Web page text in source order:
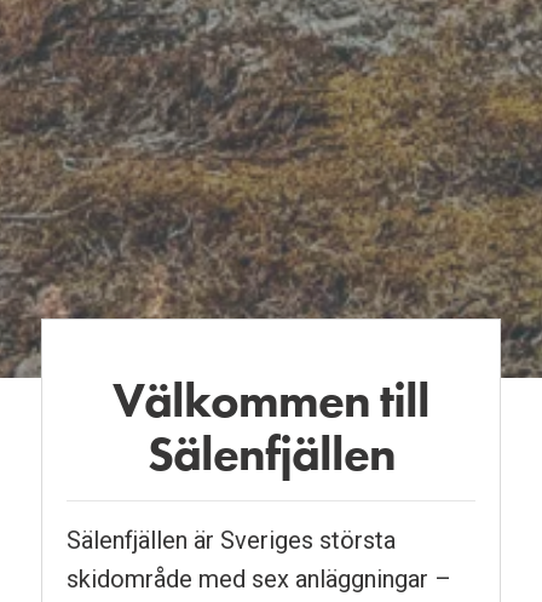
Välkommen till
Sälenfjällen
Sälenfjällen är Sveriges största
skidområde med sex anläggningar –